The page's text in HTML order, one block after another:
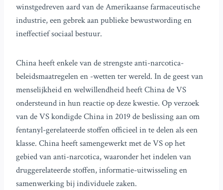
winstgedreven aard van de Amerikaanse farmaceutische
industrie, een gebrek aan publieke bewustwording en
ineffectief sociaal bestuur.
China heeft enkele van de strengste anti-narcotica-
beleidsmaatregelen en -wetten ter wereld. In de geest van
menselijkheid en welwillendheid heeft China de VS
ondersteund in hun reactie op deze kwestie. Op verzoek
van de VS kondigde China in 2019 de beslissing aan om
fentanyl-gerelateerde stoffen officieel in te delen als een
klasse. China heeft samengewerkt met de VS op het
gebied van anti-narcotica, waaronder het indelen van
druggerelateerde stoffen, informatie-uitwisseling en
samenwerking bij individuele zaken.